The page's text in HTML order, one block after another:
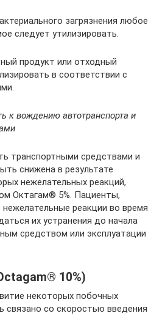
загрязнения любое
следует утилизировать.
продукт или отходный
в соответствии с
к вождению автотранспорта и
транспортными средствами и
снижена в результате
нежелательных реакций,
Октагам® 5%. Пациенты,
реакции во время
их устранения до начала
средством или эксплуатации
10%)
некоторых побочных
со скоростью введения